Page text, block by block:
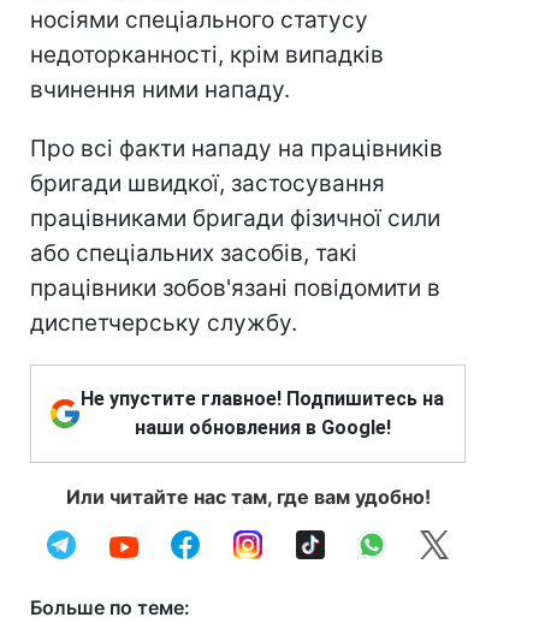
носіями спеціального статусу
недоторканності, крім випадків
вчинення ними нападу.
Про всі факти нападу на працівників
бригади швидкої, застосування
працівниками бригади фізичної сили
або спеціальних засобів, такі
працівники зобов'язані повідомити в
диспетчерську службу.
Не упустите главное! Подпишитесь на
наши обновления в Google!
Или читайте нас там, где вам удобно!
Больше по теме: